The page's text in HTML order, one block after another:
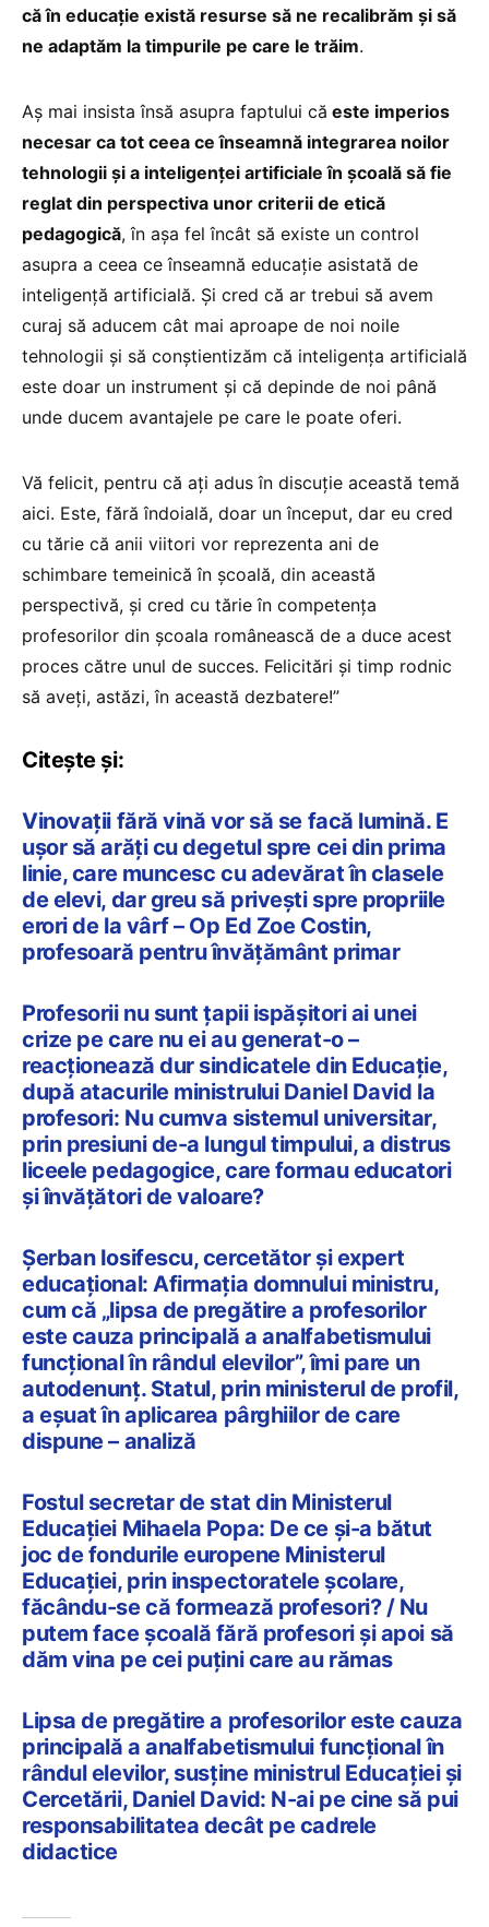
că în educație există resurse să ne recalibrăm și să
ne adaptăm la timpurile pe care le trăim.
Aș mai insista însă asupra faptului că este imperios
necesar ca tot ceea ce înseamnă integrarea noilor
tehnologii și a inteligenței artificiale în școală să fie
reglat din perspectiva unor criterii de etică
pedagogică, în așa fel încât să existe un control
asupra a ceea ce înseamnă educație asistată de
inteligență artificială. Și cred că ar trebui să avem
curaj să aducem cât mai aproape de noi noile
tehnologii și să conștientizăm că inteligența artificială
este doar un instrument și că depinde de noi până
unde ducem avantajele pe care le poate oferi.
Vă felicit, pentru că ați adus în discuție această temă
aici. Este, fără îndoială, doar un început, dar eu cred
cu tărie că anii viitori vor reprezenta ani de
schimbare temeinică în școală, din această
perspectivă, și cred cu tărie în competența
profesorilor din școala românească de a duce acest
proces către unul de succes. Felicitări și timp rodnic
să aveți, astăzi, în această dezbatere!”
Citește și:
Vinovații fără vină vor să se facă lumină. E
ușor să arăți cu degetul spre cei din prima
linie, care muncesc cu adevărat în clasele
de elevi, dar greu să privești spre propriile
erori de la vârf – Op Ed Zoe Costin,
profesoară pentru învățământ primar
Profesorii nu sunt țapii ispășitori ai unei
crize pe care nu ei au generat-o –
reacționează dur sindicatele din Educație,
după atacurile ministrului Daniel David la
profesori: Nu cumva sistemul universitar,
prin presiuni de-a lungul timpului, a distrus
liceele pedagogice, care formau educatori
și învățători de valoare?
Șerban Iosifescu, cercetător și expert
educațional: Afirmația domnului ministru,
cum că „lipsa de pregătire a profesorilor
este cauza principală a analfabetismului
funcțional în rândul elevilor”, îmi pare un
autodenunț. Statul, prin ministerul de profil,
a eșuat în aplicarea pârghiilor de care
dispune – analiză
Fostul secretar de stat din Ministerul
Educației Mihaela Popa: De ce și-a bătut
joc de fondurile europene Ministerul
Educației, prin inspectoratele școlare,
făcându-se că formează profesori? / Nu
putem face școală fără profesori și apoi să
dăm vina pe cei puțini care au rămas
Lipsa de pregătire a profesorilor este cauza
principală a analfabetismului funcțional în
rândul elevilor, susține ministrul Educației și
Cercetării, Daniel David: N-ai pe cine să pui
responsabilitatea decât pe cadrele
didactice